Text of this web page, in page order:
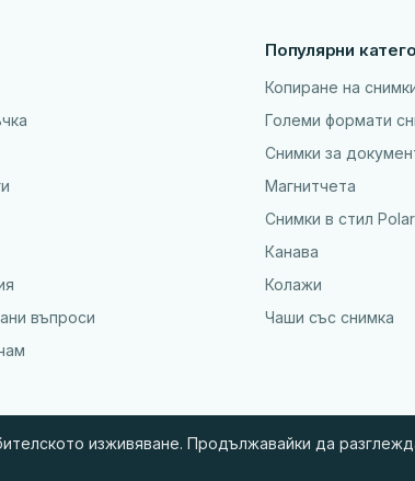
въпроси
Популярни
Копиране на
Големи формати
Снимки за
Магнитчета
Снимки в стил
Канава
Колажи
Чаши със снимка
изживяване. Продължавайки да